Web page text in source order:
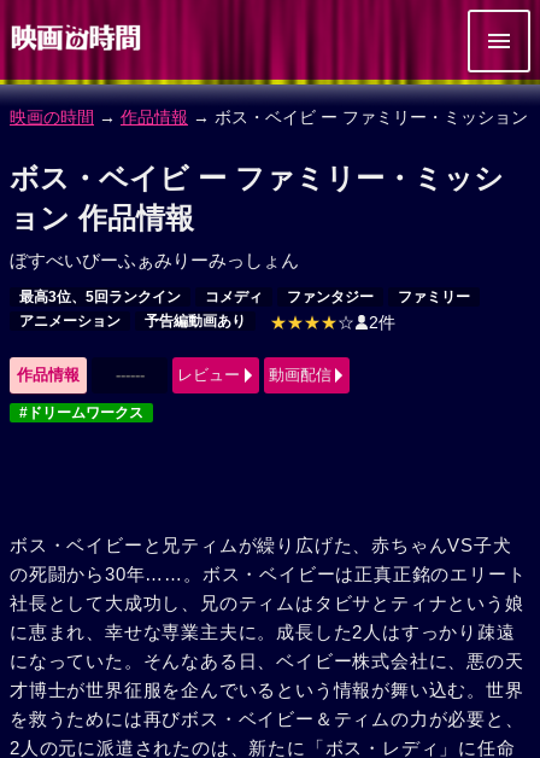
映画の時間 → 作品情報 → ボス・ベイビ ー ファミリー・ミッション
ボス・ベイビ ー ファミリー・ミッシ
ョン 作品情報
ぼすべいびーふぁみりーみっしょん
最高3位、5回ランクイン コメディ ファンタジー
ファミリー
アニメーション
予告編動画あり ★★★★☆ 2件
作品情報 ------ レビュー 動画配信
#ドリームワークス
ボス・ベイビーと兄ティムが繰り広げた、赤ちゃんVS子犬
の死闘から30年……。ボス・ベイビーは正真正銘のエリート
社長として大成功し、兄のティムはタビサとティナという娘
に恵まれ、幸せな専業主夫に。成長した2人はすっかり疎遠
になっていた。そんなある日、ベイビー株式会社に、悪の天
才博士が世界征服を企んでいるという情報が舞い込む。世界
を救うためには再びボス・ベイビー＆ティムの力が必要と、
2人の元に派遣されたのは、新たに「ボス・レディ」に任命